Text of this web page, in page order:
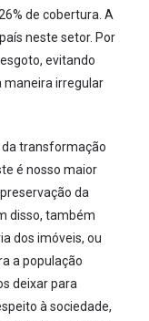
de cobertura. A
neste setor. Por
evitando
maneira irregular
transformação
é nosso maior
da
disso, também
dos imóveis, ou
a população
deixar para
à sociedade,